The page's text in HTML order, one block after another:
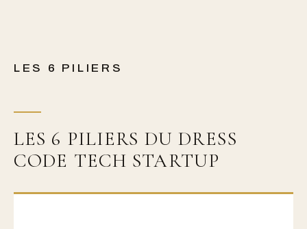
LES 6 PILIERS
LES 6 PILIERS DU DRESS
CODE TECH STARTUP